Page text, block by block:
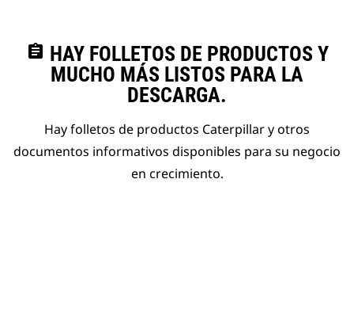
assignment HAY FOLLETOS DE PRODUCTOS Y
MUCHO MÁS LISTOS PARA LA
DESCARGA.
Hay folletos de productos Caterpillar y otros
documentos informativos disponibles para su negocio
en crecimiento.